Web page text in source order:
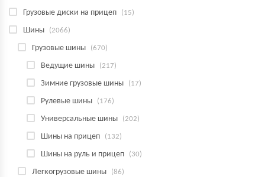
Грузовые диски на прицеп (15)
Шины (2066)
Грузовые шины (670)
Ведущие шины (217)
Зимние грузовые шины (17)
Рулевые шины (176)
Универсальные шины (202)
Шины на прицеп (132)
Шины на руль и прицеп (30)
Легкогрузовые шины (86)